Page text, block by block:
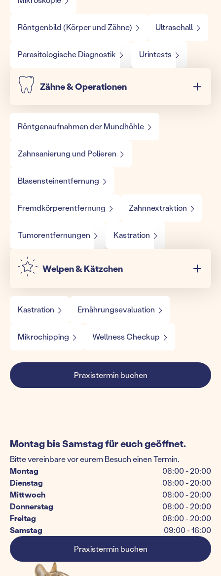
Röntgenbild (Körper und Zähne) Ultraschall
Parasitologische Diagnostik Urintests
Zähne & Operationen
Röntgenaufnahmen der Mundhöhle
Zahnsanierung und Polieren
Blasensteinentfernung
Fremdkörperentfernung Zahnnextraktion
Tumorentfernungen Kastration
Welpen & Kätzchen
Kastration Ernährungsevaluation
Mikrochipping Wellness Checkup
Praxistermin buchen
Montag bis Samstag für euch geöffnet.
Bitte vereinbare vor eurem Besuch einen Termin.
Montag
08:00 - 20:00
Dienstag
08:00 - 20:00
Mittwoch
08:00 - 20:00
Donnerstag
08:00 - 20:00
Freitag
08:00 - 20:00
Samstag
09:00 - 16:00
Praxistermin buchen